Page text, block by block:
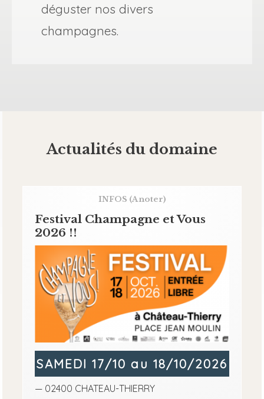
déguster nos divers
champagnes.
Actualités du domaine
INFOS (A noter)
Festival Champagne et Vous
2026 !!
SAMEDI 17/10 au 18/10/2026
— 02400 CHATEAU-THIERRY